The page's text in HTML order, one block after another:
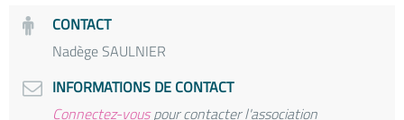
CONTACT
Nadège SAULNIER
INFORMATIONS DE CONTACT
Connectez-vouspour contacter l'association